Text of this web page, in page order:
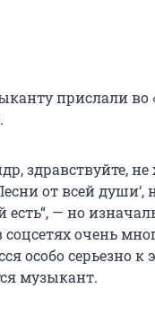
прислали во
здравствуйте,
от всей души‘,
есть“, — но
очень
особо серьезно к
музыкант.